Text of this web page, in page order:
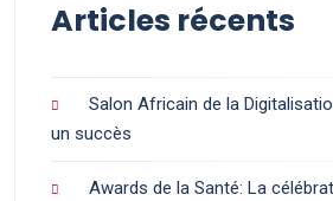
Articles récents
Salon Africain de la
un succès
Awards de la Santé: La